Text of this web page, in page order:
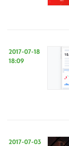
2017-07-18
18:09
2017-07-03